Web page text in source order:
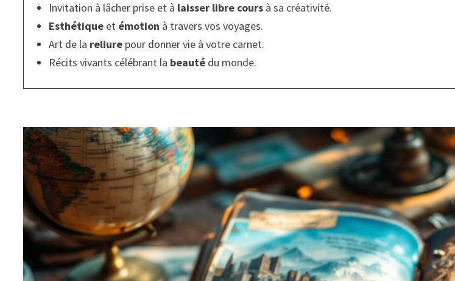
Invitation à lâcher prise et à laisser libre cours à sa créativité.
Esthétique et émotion à travers vos voyages.
Art de la reliure pour donner vie à votre carnet.
Récits vivants célébrant la beauté du monde.